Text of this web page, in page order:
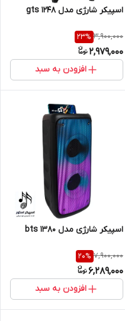
اسپیکر شارژی مدل gts 1248
3,900,000
23%
2,979,000
افزودن به سبد
اسپیکر شارژی مدل bts 1380
7,900,000
20%
6,289,000
افزودن به سبد